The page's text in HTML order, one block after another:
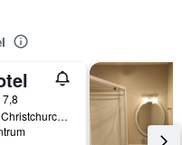
7,8
1 Kauri Street, Christchurch, Nya Zeeland